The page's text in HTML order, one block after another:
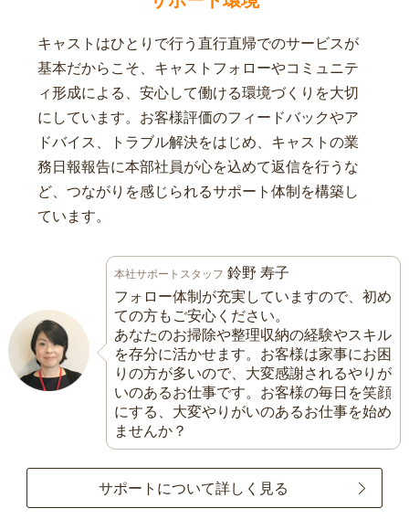
キャストはひとりで行う直行直帰でのサービスが
基本だからこそ、キャストフォローやコミュニテ
ィ形成による、安心して働ける環境づくりを大切
にしています。お客様評価のフィードバックやア
ドバイス、トラブル解決をはじめ、キャストの業
務日報報告に本部社員が心を込めて返信を行うな
ど、つながりを感じられるサポート体制を構築し
ています。
本社サポートスタッフ 鈴野 寿子
フォロー体制が充実していますので、初め
ての方もご安心ください。
あなたのお掃除や整理収納の経験やスキル
を存分に活かせます。お客様は家事にお困
りの方が多いので、大変感謝されるやりが
いのあるお仕事です。お客様の毎日を笑顔
にする、大変やりがいのあるお仕事を始め
ませんか？
サポートについて詳しく見る